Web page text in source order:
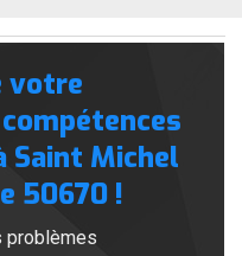
votre
Saint Michel
50670 !
problèmes